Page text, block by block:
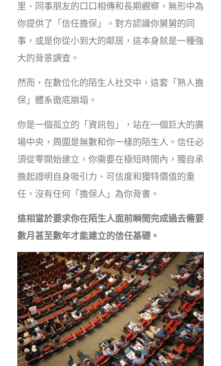
里、同事朋友的口口相傳和長期觀察，無形中為
你提供了「信任擔保」。對方認識你舅舅的同
事，或是你從小到大的鄰居，這本身就是一種強
大的背景調查。
然而，在數位化的陌生人社交中，這套「熟人擔
保」體系徹底崩塌。
你是一個孤立的「資訊包」，站在一個巨大的廣
場中央，周圍是無數和你一樣的陌生人。信任必
須從零開始建立，你需要在極短時間內，獨自承
擔起證明自身吸引力、可信度和獨特價值的重
任，沒有任何「擔保人」為你背書。
這相當於要求你在陌生人面前瞬間完成過去需要
數月甚至數年才能建立的信任基礎。